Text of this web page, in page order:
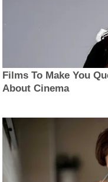
Films To Make You
About Cinema